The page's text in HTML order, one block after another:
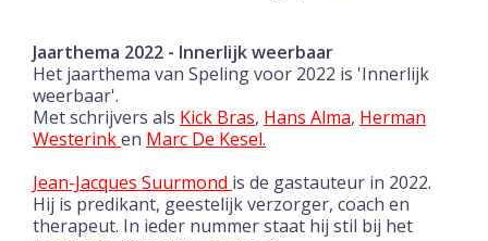
Jaarthema 2022 - Innerlijk weerbaar
Het jaarthema van Speling voor 2022 is 'Innerlijk
weerbaar'.
Met schrijvers als Kick Bras, Hans Alma, Herman
Westerinken Marc De Kesel.
Jean-Jacques Suurmond is de gastauteur in 2022.
Hij is predikant, geestelijk verzorger, coach en
therapeut. In ieder nummer staat hij stil bij het